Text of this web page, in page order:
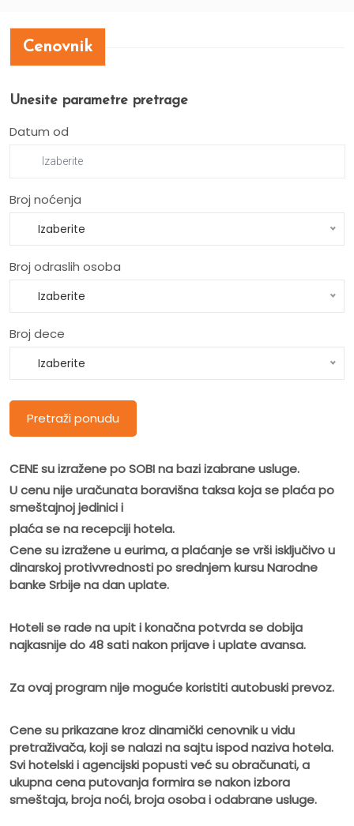
Cenovnik
Unesite parametre pretrage
Datum od
Broj noćenja
Izaberite
Broj odraslih osoba
Izaberite
Broj dece
Izaberite
Pretraži ponudu
CENE su izražene po SOBI na bazi izabrane usluge.
U cenu nije uračunata boravišna taksa koja se plaća po
smeštajnoj jedinici i
plaća se na recepciji hotela.
Cene su izražene u eurima, a plaćanje se vrši isključivo u
dinarskoj protivvrednosti po srednjem kursu Narodne
banke Srbije na dan uplate.
Hoteli se rade na upit i konačna potvrda se dobija
najkasnije do 48 sati nakon prijave i uplate avansa.
Za ovaj program nije moguće koristiti autobuski prevoz.
Cene su prikazane kroz dinamički cenovnik u vidu
pretraživača, koji se nalazi na sajtu ispod naziva hotela.
Svi hotelski i agencijski popusti već su obračunati, a
ukupna cena putovanja formira se nakon izbora
smeštaja, broja noći, broja osoba i odabrane usluge.